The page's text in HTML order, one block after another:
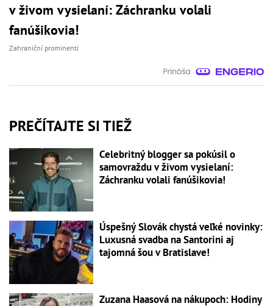
v živom vysielaní: Záchranku volali
fanúšikovia!
Zahraniční prominenti
PREČÍTAJTE SI TIEŽ
Celebritný blogger sa pokúsil o
samovraždu v živom vysielaní:
Záchranku volali fanúšikovia!
Úspešný Slovák chystá veľké novinky:
Luxusná svadba na Santorini aj
tajomná šou v Bratislave!
Zuzana Haasová na nákupoch: Hodiny